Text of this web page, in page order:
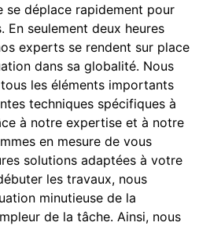
se déplace rapidement pour
En seulement deux heures
experts se rendent sur place
dans sa globalité. Nous
les éléments importants
techniques spécifiques à
à notre expertise et à notre
en mesure de vous
solutions adaptées à votre
les travaux, nous
minutieuse de la
de la tâche. Ainsi, nous